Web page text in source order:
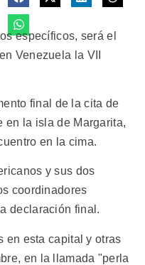
específicos, será el
Venezuela la VII
final de la cita de
en la isla de Margarita,
en la cima.
y sus dos
coordinadores
declaración final.
en esta capital y otras
en la llamada "perla